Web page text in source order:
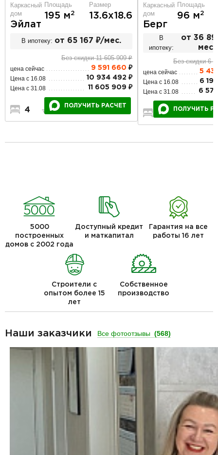
Каркасный
дом
Эйлат
Площадь
195 м2
Размер
13.6х18.6
В ипотеку: от 65 167 ₽/мес.
Без скидки 11 605 909 ₽
цена сейчас 9 591 660 ₽
Цена с 16.08 10 934 492 ₽
Цена с 31.08 11 605 909 ₽
4 2 1
ПОЛУЧИТЬ РАСЧЕТ
Каркасный
дом
Берг
Площадь
96 м2
В
ипотеку:
от 36
мес.
Без скидки 6
цена сейчас 5
Цена с 16.08 6
Цена с 31.08 6
3 1
ПОЛУЧИТЬ
5000
построенных
домов с 2002 года
Доступный кредит
и маткапитал
Гарантия на все
работы 16 лет
Строители с
опытом более 15
лет
Собственное
производство
Наши заказчики Все фотоотзывы (568)